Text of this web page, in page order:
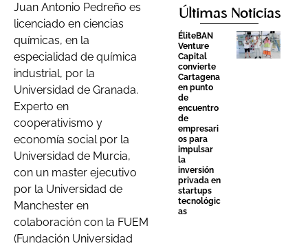
Juan Antonio Pedreño es
licenciado en ciencias
químicas, en la
especialidad de química
industrial, por la
Universidad de Granada.
Experto en
cooperativismo y
economía social por la
Universidad de Murcia,
con un master ejecutivo
por la Universidad de
Manchester en
colaboración con la FUEM
(Fundación Universidad
Últimas Noticias
ÉliteBAN
Venture
Capital
convierte
Cartagena
en punto
de
encuentro
de
empresari
os para
impulsar
la
inversión
privada en
startups
tecnológic
as